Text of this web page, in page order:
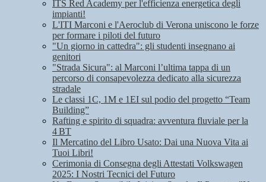
ITS Red Academy per l'efficienza energetica degli
impianti!
L'ITI Marconi e l'Aeroclub di Verona uniscono le forze
per formare i piloti del futuro
"Un giorno in cattedra": gli studenti insegnano ai
genitori
"Strada Sicura": al Marconi l’ultima tappa di un
percorso di consapevolezza dedicato alla sicurezza
stradale
Le classi 1C, 1M e 1EI sul podio del progetto “Team
Building”
Rafting e spirito di squadra: avventura fluviale per la
4 BT
Il Mercatino del Libro Usato: Dai una Nuova Vita ai
Tuoi Libri!
Cerimonia di Consegna degli Attestati Volkswagen
2025: I Nostri Tecnici del Futuro